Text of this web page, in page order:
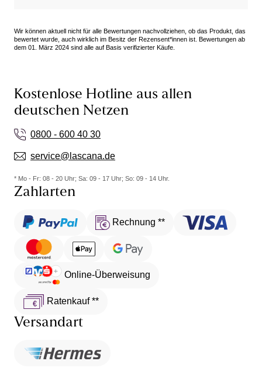
Wir können aktuell nicht für alle Bewertungen nachvollziehen, ob das Produkt, das
bewertet wurde, auch wirklich im Besitz der Rezensent*innen ist. Bewertungen ab
dem 01. März 2024 sind alle auf Basis verifizierter Käufe.
Kostenlose Hotline aus allen
deutschen Netzen
0800 - 600 40 30
service@lascana.de
* Mo - Fr: 08 - 20 Uhr; Sa: 09 - 17 Uhr; So: 09 - 14 Uhr.
Zahlarten
Rechnung **
Online-Überweisung
Ratenkauf **
Versandart